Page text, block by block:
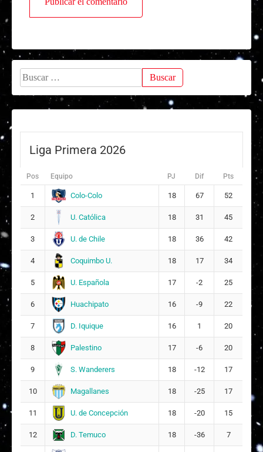
Buscar:
Liga Primera 2026
Pos Equipo PJ Dif Pts
1 Colo-Colo 18 67 52
2 U. Católica 18 31 45
3 U. de Chile 18 36 42
4 Coquimbo U. 18 17 34
5 U. Española 17 -2 25
6 Huachipato 16 -9 22
7 D. Iquique 16 1 20
8 Palestino 17 -6 20
9 S. Wanderers 18 -12 17
10 Magallanes 18 -25 17
11 U. de Concepción 18 -20 15
12 D. Temuco 18 -36 7